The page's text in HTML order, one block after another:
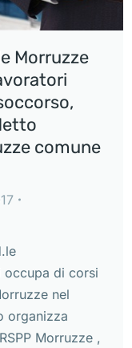
Morruzze
comune
occupa di corsi
nel
organizza
Morruzze ,